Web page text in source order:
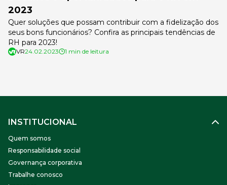
2023
Quer soluções que possam contribuir com a fidelização dos
seus bons funcionários? Confira as principais tendências de
RH para 2023!
VR24.02.2023 1 min de leitura
INSTITUCIONAL
Quem somos
Responsabilidade social
Governança corporativa
Trabalhe conosco